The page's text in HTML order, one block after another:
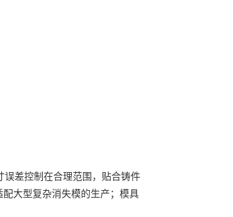
差控制在合理范围，贴合铸件
大型复杂消失模的生产；模具